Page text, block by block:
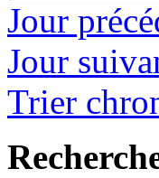
Jour
Jour
Trier